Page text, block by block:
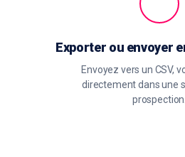
Exporter ou envoyer
Envoyez vers un CSV,
directement dans une
prospection.